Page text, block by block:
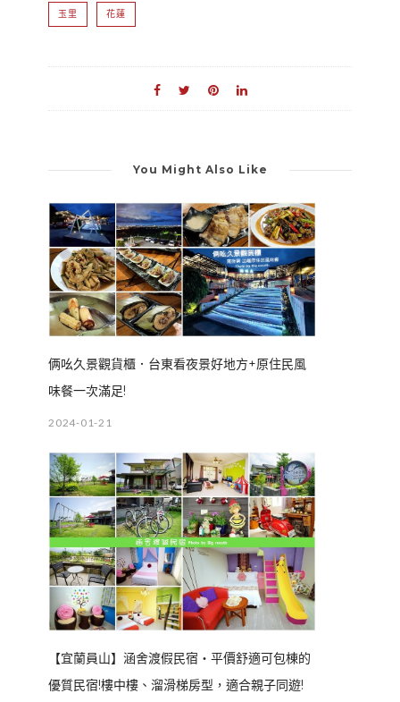
玉里 花蓮
You Might Also Like
俩吆久景觀貨櫃．台東看夜景好地方+原住民風
味餐一次滿足!
2024-01-21
【宜蘭員山】涵舍渡假民宿‧平價舒適可包棟的
優質民宿!樓中樓、溜滑梯房型，適合親子同遊!